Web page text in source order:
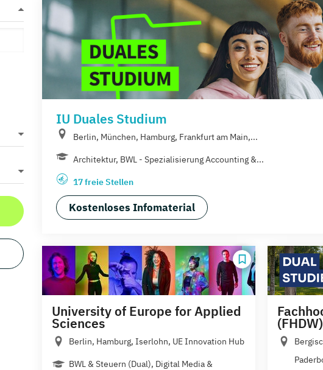
IU Duales Studium
Berlin, München, Hamburg, Frankfurt am Main,...
Architektur, BWL - Spezialisierung Accounting &...
17 freie Stellen
Kostenloses Infomaterial
University of Europe for Applied
Sciences
Berlin, Hamburg, Iserlohn, UE Innovation Hub
BWL & Steuern (Dual), Digital Media &
(FHDW)